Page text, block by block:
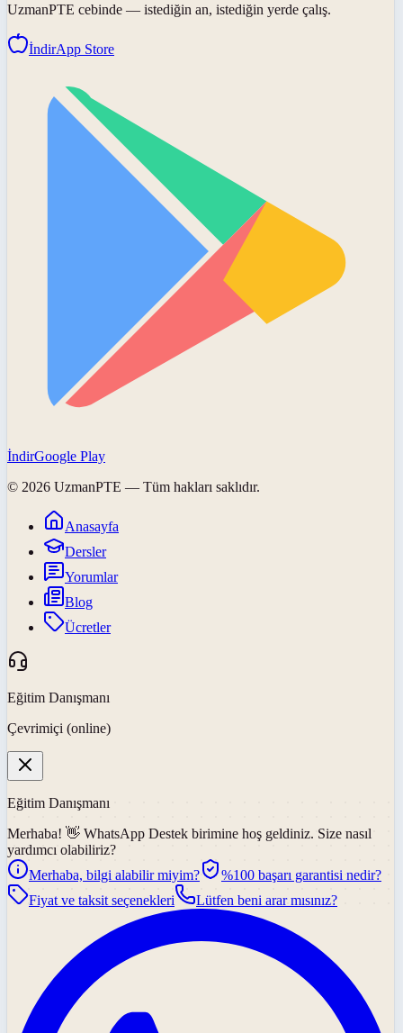
UzmanPTE cebinde — istediğin an, istediğin yerde çalış.
İndirApp Store
İndirGoogle Play
© 2026 UzmanPTE — Tüm hakları saklıdır.
Anasayfa
Dersler
Yorumlar
Blog
Ücretler
Eğitim Danışmanı
Çevrimiçi (online)
Eğitim Danışmanı
Merhaba! 👋 WhatsApp Destek birimine hoş geldiniz. Size nasıl
yardımcı olabiliriz?
Merhaba, bilgi alabilir miyim?
%100 başarı garantisi nedir?
Fiyat ve taksit seçenekleri
Lütfen beni arar mısınız?